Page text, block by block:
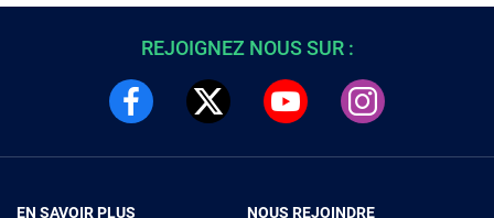
REJOIGNEZ NOUS SUR :
EN SAVOIR PLUS NOUS REJOINDRE